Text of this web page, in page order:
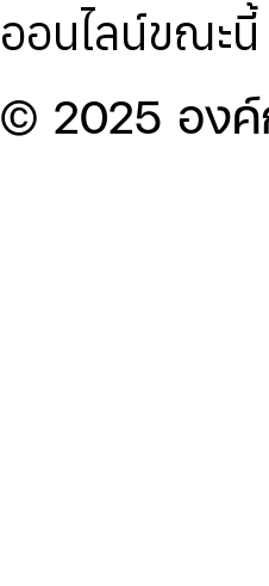
ออนไลน์ขณะ
© 2025 องค์